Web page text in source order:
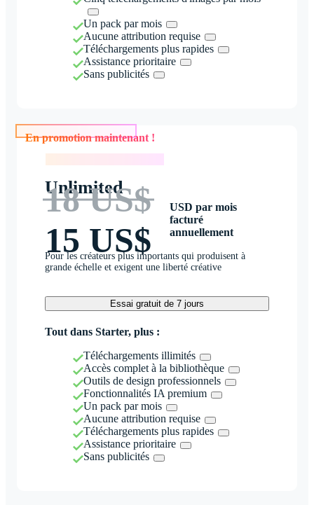
Un pack par mois
Aucune attribution requise
Téléchargements plus rapides
Assistance prioritaire
Sans publicités
En promotion maintenant !
Unlimited
18 US$
15 US$
USD par mois
facturé
annuellement
Pour les créateurs plus importants qui produisent à
grande échelle et exigent une liberté créative
Essai gratuit de 7 jours
Tout dans Starter, plus :
Téléchargements illimités
Accès complet à la bibliothèque
Outils de design professionnels
Fonctionnalités IA premium
Un pack par mois
Aucune attribution requise
Téléchargements plus rapides
Assistance prioritaire
Sans publicités